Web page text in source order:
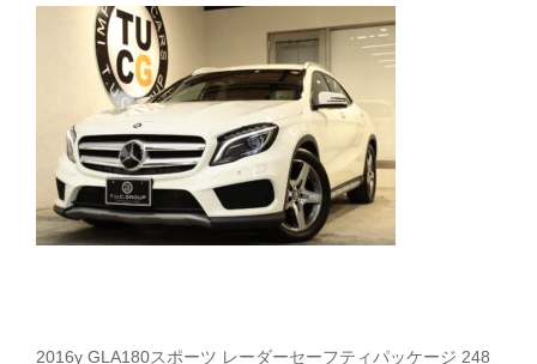
スタッフ紹介
お問い合わせ 会社概要
スタッフblog
ホーム T.U.C.GROUP
2016y GLA180スポーツ レーダーセーフティパッケージ 248